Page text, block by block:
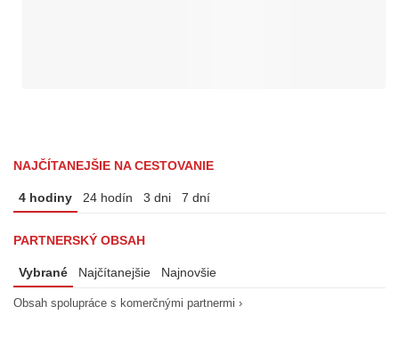
NAJČÍTANEJŠIE NA CESTOVANIE
4 hodiny 24 hodín 3 dni 7 dní
PARTNERSKÝ OBSAH
Vybrané Najčítanejšie Najnovšie
Obsah spolupráce s komerčnými partnermi ›